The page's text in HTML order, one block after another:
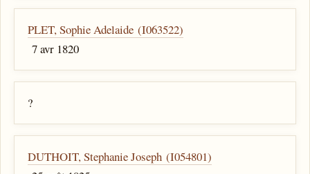
PLET, Sophie Adelaide (I063522)
7 avr 1820
?
DUTHOIT, Stephanie Joseph (I054801)